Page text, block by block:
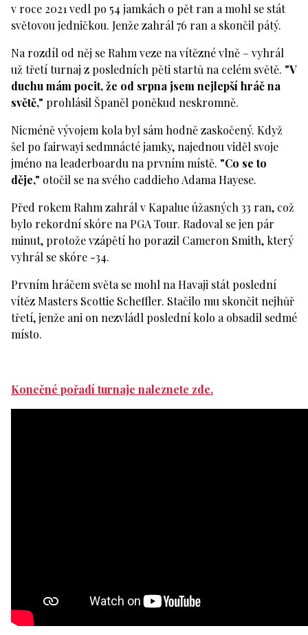
v roce 2021 vedl po 54 jamkách o pět ran a mohl se stát
světovou jedničkou. Jenže zahrál 76 ran a skončil pátý.
Na rozdíl od něj se Rahm veze na vítězné vlně – vyhrál
už třetí turnaj z posledních pěti startů na celém světě. "V
duchu mám pocit, že od srpna jsem nejlepší hráč na
světě," prohlásil Španěl poněkud neskromně.
Nicméně vývojem kola byl sám hodně zaskočený. Když
šel po fairwayi sedmnácté jamky, najednou viděl svoje
jméno na leaderboardu na prvním místě. "Co se to
děje," otočil se na svého caddieho Adama Hayese.
Před rokem Rahm zahrál v Kapalue úžasných 33 ran, což
bylo rekordní skóre na PGA Tour. Radoval se jen pár
minut, protože vzápětí ho porazil Cameron Smith, který
vyhrál se skóre -34.
Prvním hráčem světa se mohl na Havaji stát poslední
vítěz Masters Scottie Scheffler. Stačilo mu skončit nejhůř
třetí, jenže ani on nezvládl poslední kolo a obsadil sedmé
místo.
Konečné pořadí turnaje naleznete zde.